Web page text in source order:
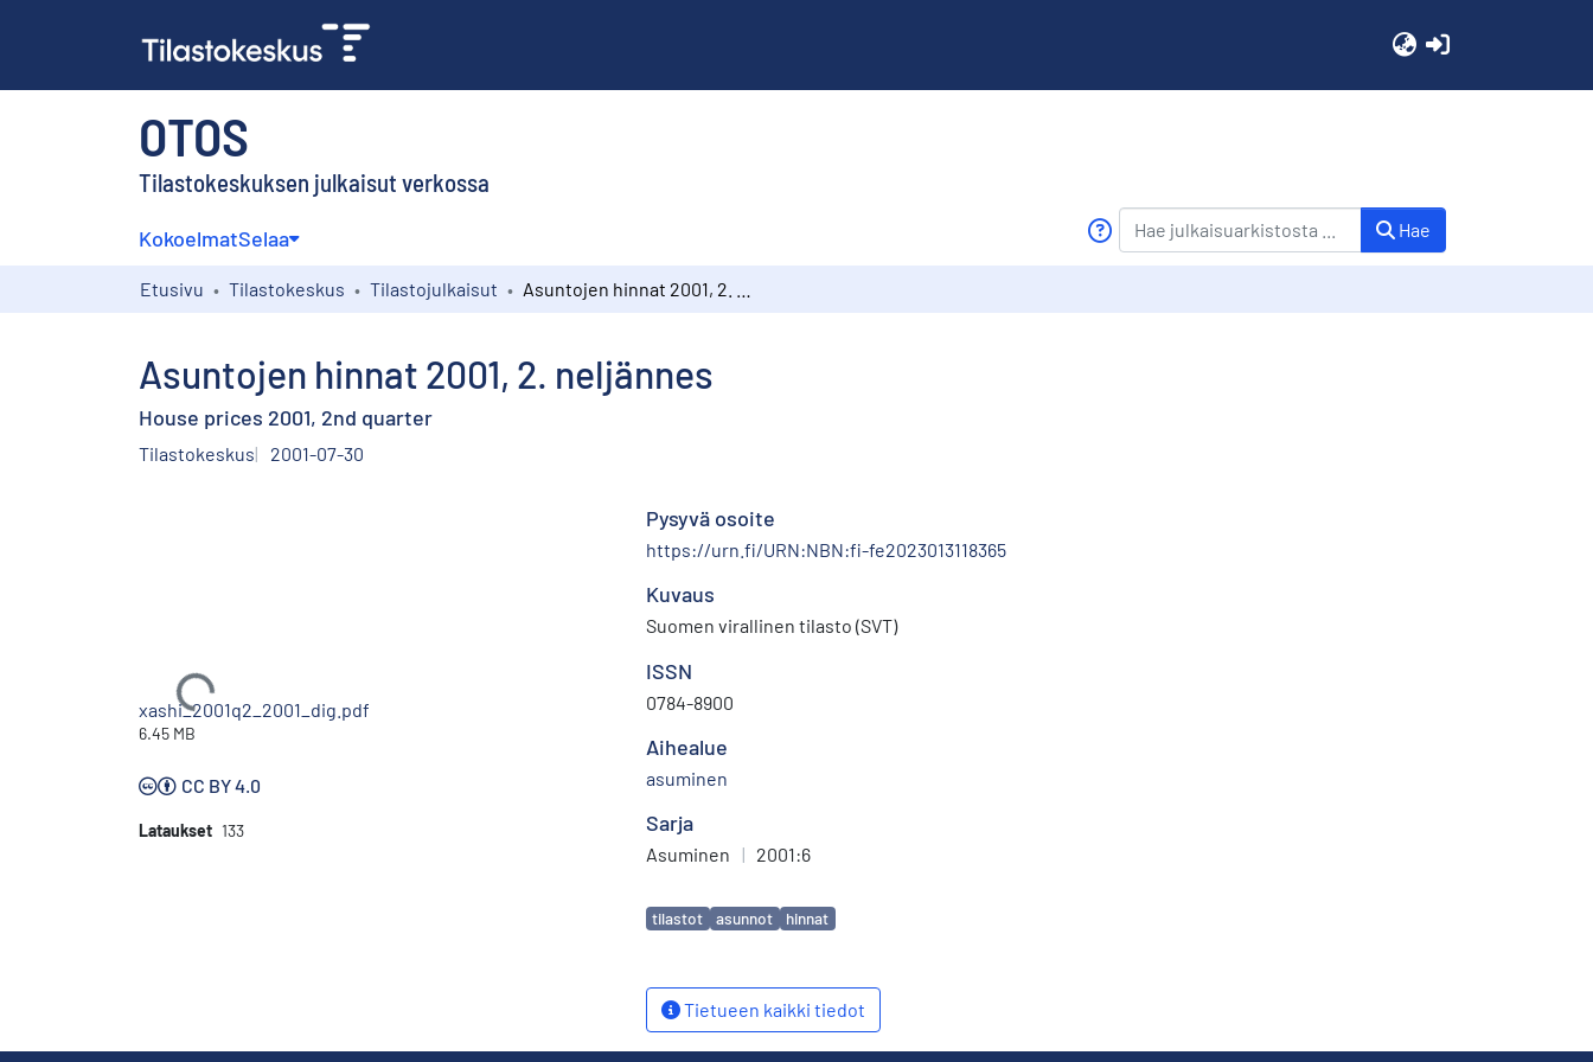
OTOS
Tilastokeskuksen julkaisut verkossa
KokoelmatSelaa Hae
Etusivu Tilastokeskus Tilastojulkaisut
Asuntojen hinnat 2001, 2. neljännes
House prices 2001, 2nd quarter
Tilastokeskus 2001-07-30
Ladataan...
xashi_2001q2_2001_dig.pdf
6.45 MB
CC BY 4.0
Lataukset 133
Pysyvä osoite
https://urn.fi/URN:NBN:fi-fe2023013118365
Kuvaus
Suomen virallinen tilasto (SVT)
ISSN
0784-8900
Aihealue
asuminen
Sarja
Asuminen | 2001:6
Avainsanat
tilastot asunnot hinnat
Tietueen kaikki tiedot